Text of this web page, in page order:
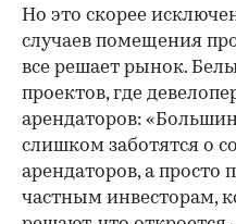
Но это скорее
случаев помещения
все решает рынок.
проектов, где
арендаторов:
слишком заботятся о
арендаторов, а
частным инвесторам,